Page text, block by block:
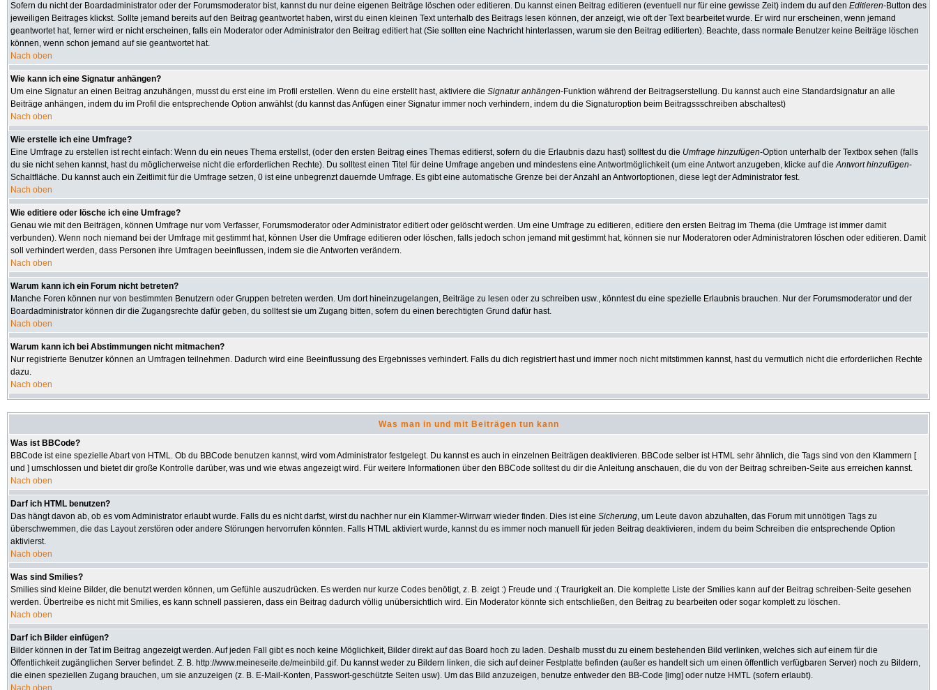
Sofern du nicht der Boardadministrator oder der Forumsmoderator bist, kannst du nur deine eigenen Beiträge löschen oder editieren. Du kannst einen Beitrag editieren (eventuell nur für eine gewisse Zeit) indem du auf den Editieren-Button des
jeweiligen Beitrages klickst. Sollte jemand bereits auf den Beitrag geantwortet haben, wirst du einen kleinen Text unterhalb des Beitrags lesen können, der anzeigt, wie oft der Text bearbeitet wurde. Er wird nur erscheinen, wenn jemand
geantwortet hat, ferner wird er nicht erscheinen, falls ein Moderator oder Administrator den Beitrag editiert hat (Sie sollten eine Nachricht hinterlassen, warum sie den Beitrag editierten). Beachte, dass normale Benutzer keine Beiträge löschen
können, wenn schon jemand auf sie geantwortet hat.
Nach oben
Wie kann ich eine Signatur anhängen?
Um eine Signatur an einen Beitrag anzuhängen, musst du erst eine im Profil erstellen. Wenn du eine erstellt hast, aktiviere die Signatur anhängen-Funktion während der Beitragserstellung. Du kannst auch eine Standardsignatur an alle
Beiträge anhängen, indem du im Profil die entsprechende Option anwählst (du kannst das Anfügen einer Signatur immer noch verhindern, indem du die Signaturoption beim Beitragssschreiben abschaltest)
Nach oben
Wie erstelle ich eine Umfrage?
Eine Umfrage zu erstellen ist recht einfach: Wenn du ein neues Thema erstellst, (oder den ersten Beitrag eines Themas editierst, sofern du die Erlaubnis dazu hast) solltest du die Umfrage hinzufügen-Option unterhalb der Textbox sehen (falls
du sie nicht sehen kannst, hast du möglicherweise nicht die erforderlichen Rechte). Du solltest einen Titel für deine Umfrage angeben und mindestens eine Antwortmöglichkeit (um eine Antwort anzugeben, klicke auf dieAntwort hinzufügen-
Schaltfläche. Du kannst auch ein Zeitlimit für die Umfrage setzen, 0 ist eine unbegrenzt dauernde Umfrage. Es gibt eine automatische Grenze bei der Anzahl an Antwortoptionen, diese legt der Administrator fest.
Nach oben
Wie editiere oder lösche ich eine Umfrage?
Genau wie mit den Beiträgen, können Umfrage nur vom Verfasser, Forumsmoderator oder Administrator editiert oder gelöscht werden. Um eine Umfrage zu editieren, editiere den ersten Beitrag im Thema (die Umfrage ist immer damit
verbunden). Wenn noch niemand bei der Umfrage mit gestimmt hat, können User die Umfrage editieren oder löschen, falls jedoch schon jemand mit gestimmt hat, können sie nur Moderatoren oder Administratoren löschen oder editieren. Damit
soll verhindert werden, dass Personen ihre Umfragen beeinflussen, indem sie die Antworten verändern.
Nach oben
Warum kann ich ein Forum nicht betreten?
Manche Foren können nur von bestimmten Benutzern oder Gruppen betreten werden. Um dort hineinzugelangen, Beiträge zu lesen oder zu schreiben usw., könntest du eine spezielle Erlaubnis brauchen. Nur der Forumsmoderator und der
Boardadministrator können dir die Zugangsrechte dafür geben, du solltest sie um Zugang bitten, sofern du einen berechtigten Grund dafür hast.
Nach oben
Warum kann ich bei Abstimmungen nicht mitmachen?
Nur registrierte Benutzer können an Umfragen teilnehmen. Dadurch wird eine Beeinflussung des Ergebnisses verhindert. Falls du dich registriert hast und immer noch nicht mitstimmen kannst, hast du vermutlich nicht die erforderlichen Rechte
dazu.
Nach oben
Was man in und mit Beiträgen tun kann
Was ist BBCode?
BBCode ist eine spezielle Abart von HTML. Ob du BBCode benutzen kannst, wird vom Administrator festgelegt. Du kannst es auch in einzelnen Beiträgen deaktivieren. BBCode selber ist HTML sehr ähnlich, die Tags sind von den Klammern [
und ] umschlossen und bietet dir große Kontrolle darüber, was und wie etwas angezeigt wird. Für weitere Informationen über den BBCode solltest du dir die Anleitung anschauen, die du von der Beitrag schreiben-Seite aus erreichen kannst.
Nach oben
Darf ich HTML benutzen?
Das hängt davon ab, ob es vom Administrator erlaubt wurde. Falls du es nicht darfst, wirst du nachher nur ein Klammer-Wirrwarr wieder finden. Dies ist eine Sicherung, um Leute davon abzuhalten, das Forum mit unnötigen Tags zu
überschwemmen, die das Layout zerstören oder andere Störungen hervorrufen könnten. Falls HTML aktiviert wurde, kannst du es immer noch manuell für jeden Beitrag deaktivieren, indem du beim Schreiben die entsprechende Option
aktivierst.
Nach oben
Was sind Smilies?
Smilies sind kleine Bilder, die benutzt werden können, um Gefühle auszudrücken. Es werden nur kurze Codes benötigt, z. B. zeigt :) Freude und :( Traurigkeit an. Die komplette Liste der Smilies kann auf der Beitrag schreiben-Seite gesehen
werden. Übertreibe es nicht mit Smilies, es kann schnell passieren, dass ein Beitrag dadurch völlig unübersichtlich wird. Ein Moderator könnte sich entschließen, den Beitrag zu bearbeiten oder sogar komplett zu löschen.
Nach oben
Darf ich Bilder einfügen?
Bilder können in der Tat im Beitrag angezeigt werden. Auf jeden Fall gibt es noch keine Möglichkeit, Bilder direkt auf das Board hoch zu laden. Deshalb musst du zu einem bestehenden Bild verlinken, welches sich auf einem für die
Öffentlichkeit zugänglichen Server befindet. Z. B. http://www.meineseite.de/meinbild.gif. Du kannst weder zu Bildern linken, die sich auf deiner Festplatte befinden (außer es handelt sich um einen öffentlich verfügbaren Server) noch zu Bildern,
die einen speziellen Zugang brauchen, um sie anzuzeigen (z. B. E-Mail-Konten, Passwort-geschützte Seiten usw). Um das Bild anzuzeigen, benutze entweder den BB-Code [img] oder nutze HMTL (sofern erlaubt).
Nach oben